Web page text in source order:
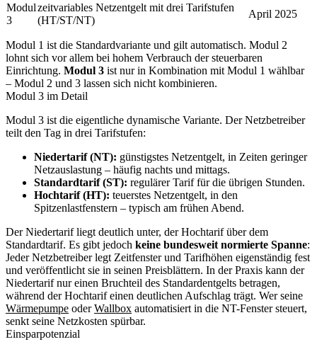
Modul
3
zeitvariables Netzentgelt mit drei Tarifstufen
(HT/ST/NT)
April 2025
Modul 1 ist die Standardvariante und gilt automatisch. Modul 2
lohnt sich vor allem bei hohem Verbrauch der steuerbaren
Einrichtung. Modul 3 ist nur in Kombination mit Modul 1 wählbar
– Modul 2 und 3 lassen sich nicht kombinieren.
Modul 3 im Detail
Modul 3 ist die eigentliche dynamische Variante. Der Netzbetreiber
teilt den Tag in drei Tarifstufen:
Niedertarif (NT): günstigstes Netzentgelt, in Zeiten geringer
Netzauslastung – häufig nachts und mittags.
Standardtarif (ST): regulärer Tarif für die übrigen Stunden.
Hochtarif (HT): teuerstes Netzentgelt, in den
Spitzenlastfenstern – typisch am frühen Abend.
Der Niedertarif liegt deutlich unter, der Hochtarif über dem
Standardtarif. Es gibt jedoch keine bundesweit normierte Spanne:
Jeder Netzbetreiber legt Zeitfenster und Tarifhöhen eigenständig fest
und veröffentlicht sie in seinen Preisblättern. In der Praxis kann der
Niedertarif nur einen Bruchteil des Standardentgelts betragen,
während der Hochtarif einen deutlichen Aufschlag trägt. Wer seine
Wärmepumpe oderWallbox automatisiert in die NT-Fenster steuert,
senkt seine Netzkosten spürbar.
Einsparpotenzial